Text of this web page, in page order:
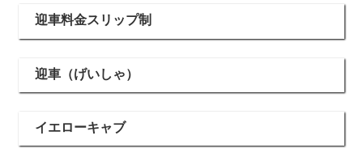
迎車料金スリップ制
迎車（げいしゃ）
イエローキャブ